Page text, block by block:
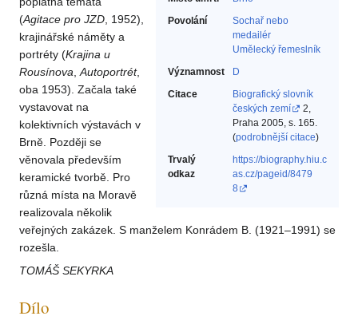
Povolání
Sochař nebo
medailér‎
Umělecký řemeslník‎
Významnost
D
Citace
Biografický slovník
českých zemí
2,
Praha 2005, s. 165.
(podrobnější citace)
Trvalý
odkaz
https://biography.hiu.c
as.cz/pageid/8479
8
(Agitace pro JZD , 1952),
krajinářské náměty a
portréty (Krajina u
Rousínova Autoportrét,
oba 1953). Začala také
vystavovat na
kolektivních výstavách v
Brně. Později se
věnovala především
keramické tvorbě. Pro
různá místa na Moravě
realizovala několik
veřejných zakázek. S manželem Konrádem B. (1921–1991) se
rozešla.
TOMÁŠ SEKYRKA
Dílo